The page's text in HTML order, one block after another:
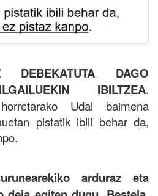
DEBEKATUTA DAGO
IBILTZEA.
Udal baimena
pistatik ibili behar da,
arduraz eta